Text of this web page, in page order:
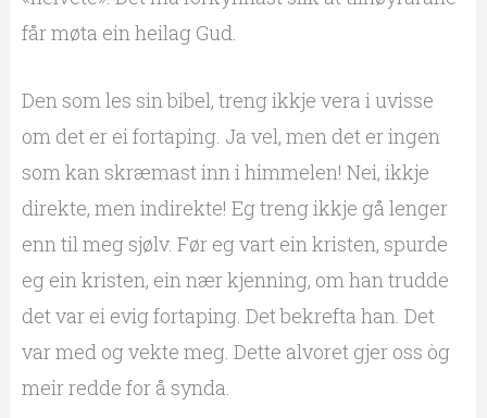
får møta ein heilag Gud.
Den som les sin bibel, treng ikkje vera i uvisse
om det er ei fortaping. Ja vel, men det er ingen
som kan skræmast inn i himmelen! Nei, ikkje
direkte, men indirekte! Eg treng ikkje gå lenger
enn til meg sjølv. Før eg vart ein kristen, spurde
eg ein kristen, ein nær kjenning, om han trudde
det var ei evig fortaping. Det bekrefta han. Det
var med og vekte meg. Dette alvoret gjer oss òg
meir redde for å synda.